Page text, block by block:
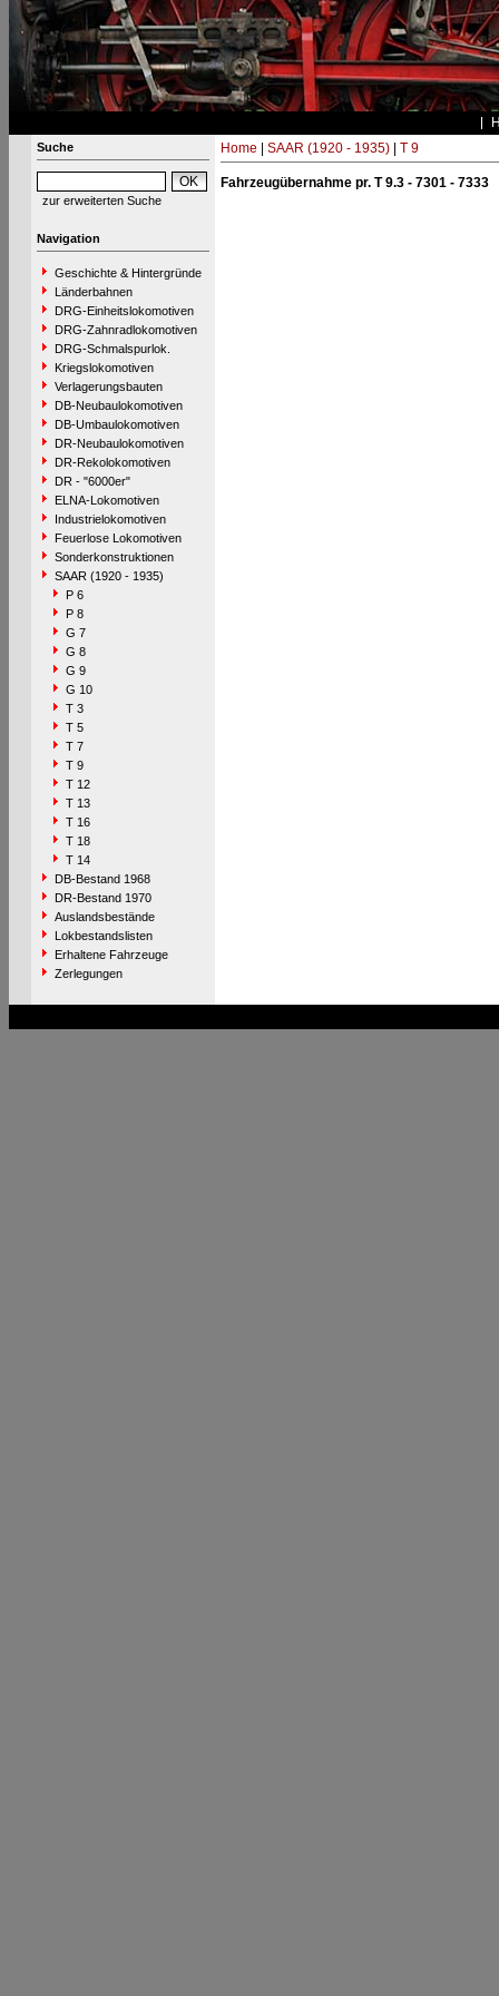
Suche
zur erweiterten Suche
Navigation
Geschichte & Hintergründe
Länderbahnen
DRG-Einheitslokomotiven
DRG-Zahnradlokomotiven
DRG-Schmalspurlok.
Kriegslokomotiven
Verlagerungsbauten
DB-Neubaulokomotiven
DB-Umbaulokomotiven
DR-Neubaulokomotiven
DR-Rekolokomotiven
DR - "6000er"
ELNA-Lokomotiven
Industrielokomotiven
Feuerlose Lokomotiven
Sonderkonstruktionen
SAAR (1920 - 1935)
P 6
P 8
G 7
G 8
G 9
G 10
T 3
T 5
T 7
T 9
T 12
T 13
T 16
T 18
T 14
DB-Bestand 1968
DR-Bestand 1970
Auslandsbestände
Lokbestandslisten
Erhaltene Fahrzeuge
Zerlegungen
Home SAAR (1920 - 1935)| T 9
Fahrzeugübernahme pr. T 9.3 - 7301 - 7333